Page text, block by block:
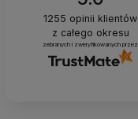
1255 opinii klientów
z całego okresu
zebranych i zweryfikowanych przez